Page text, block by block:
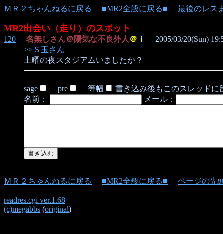
ＭＲ２ちゃんねるに戻る ■MR2全般に戻る■ 最後のレス
MR2出会い（走り）のスポット
120 名無しさん＠陽気な不良外人 ＠ｉ
2005/03/20(Sun)
>>Ｓ玉さん
土曜の夜スタジアムいましたか？
sage pre 等幅
書き込み後もこのスレッドに
名前：
メール：
ＭＲ２ちゃんねるに戻る ■MR2全般に戻る■ ページの先
readres.cgi ver.1.68
(c)megabbs (original)